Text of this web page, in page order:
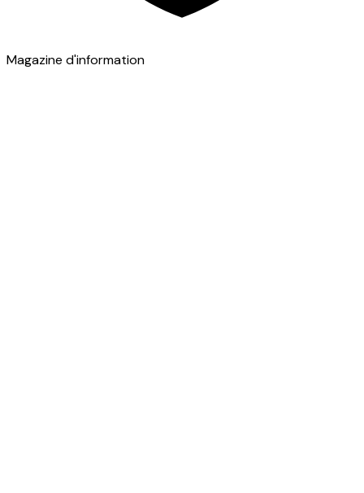
Magazine d'information